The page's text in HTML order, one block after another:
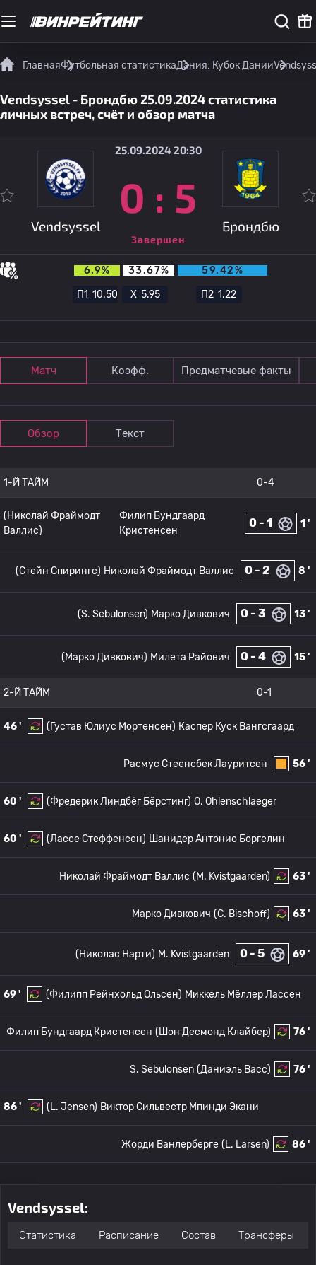
ГлавнаяФутбольная статистикаДания: Кубок Дании
Vendsyssel - Брондбю 25.09.2024 статистика
личных встреч, счёт и обзор матча
Vendsyssel
25.09.2024 20:30
0 : 5
Завершен
Брондбю
6.9% 33.67%
59.42%
П1 10.50 Х 5.95 П21.22
Матч Коэфф. Предматчевые факты
Обзор Текст
1-Й ТАЙМ 0-4
1 '
0 - 1
Филип Бундгаард
Кристенсен
(Николай Фраймодт
Валлис)
8 '
0 - 2
Николай Фраймодт Валлис
(Стейн Спирингс)
13 '
0 - 3
Марко Дивкович
(S. Sebulonsen)
15 '
0 - 4
Милета Райович
(Марко Дивкович)
2-Й ТАЙМ 0-1
46 ' (Густав Юлиус Мортенсен) Каспер Куск Вангсгаард
56 '
Расмус Стеенсбек Лауритсен
60 ' (Фредерик Линдбёг Бёрстинг) O. Ohlenschlaeger
60 ' (Лассе Стеффенсен) Шанидер Антонио Боргелин
63 '
(M. Kvistgaarden)
Николай Фраймодт Валлис
63 '
(C. Bischoff)
Марко Дивкович
69 '
0 - 5
M. Kvistgaarden
(Николас Нарти)
69 ' (Филипп Рейнхольд Ольсен) Миккель Мёллер Лассен
76 '
(Шон Десмонд Клайбер)
Филип Бундгаард Кристенсен
76 '
(Даниэль Васс)
S. Sebulonsen
86 ' (L. Jensen) Виктор Сильвестр Мпинди Экани
86 '
(L. Larsen)
Жорди Ванлерберге
Vendsyssel:
Статистика Расписание Состав Трансферы